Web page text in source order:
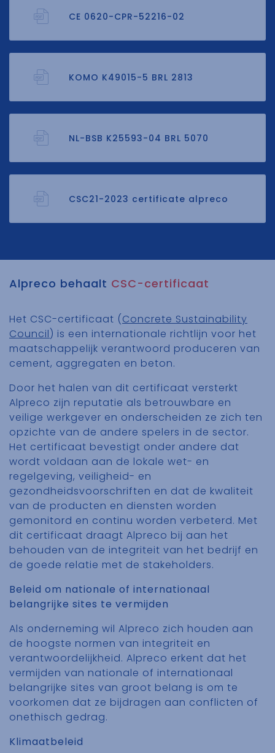
CE 0620-CPR-52216-02
KOMO K49015-5 BRL 2813
NL-BSB K25593-04 BRL 5070
CSC21-2023 certificate alpreco
Alpreco behaalt CSC-certificaat
Het CSC-certificaat (Concrete Sustainability
Council) is een internationale richtlijn voor het
maatschappelijk verantwoord produceren van
cement, aggregaten en beton.
Door het halen van dit certificaat versterkt
Alpreco zijn reputatie als betrouwbare en
veilige werkgever en onderscheiden ze zich ten
opzichte van de andere spelers in de sector.
Het certificaat bevestigt onder andere dat
wordt voldaan aan de lokale wet- en
regelgeving, veiligheid- en
gezondheidsvoorschriften en dat de kwaliteit
van de producten en diensten worden
gemonitord en continu worden verbeterd. Met
dit certificaat draagt Alpreco bij aan het
behouden van de integriteit van het bedrijf en
de goede relatie met de stakeholders.
Beleid om nationale of internationaal
belangrijke sites te vermijden
Als onderneming wil Alpreco zich houden aan
de hoogste normen van integriteit en
verantwoordelijkheid. Alpreco erkent dat het
vermijden van nationale of internationaal
belangrijke sites van groot belang is om te
voorkomen dat ze bijdragen aan conflicten of
onethisch gedrag.
Klimaatbeleid